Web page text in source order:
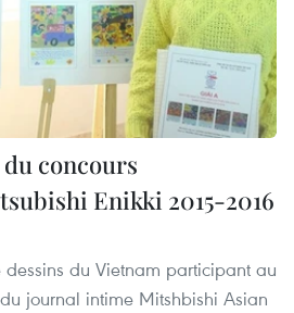
concours
Enikki 2015-2016
dessins du Vietnam participant au
journal intime Mitshbishi Asian